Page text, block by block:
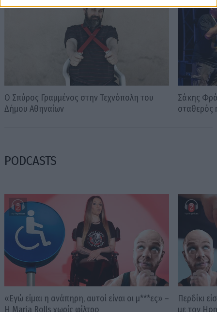
Ο Σπύρος Γραμμένος στην Τεχνόπολη του
Δήμου Αθηναίων
Σάκης
σταθερός
PODCASTS
«Εγώ είμαι η ανάπηρη, αυτοί είναι οι μ***ες» –
Η Maria Rolls χωρίς φίλτρο
Περδίκι
με τον